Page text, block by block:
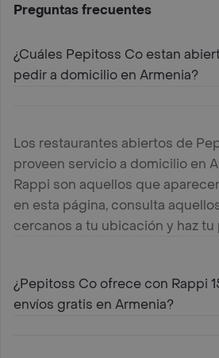
Preguntas frecuentes
¿Cuáles Pepitoss Co estan
pedir a domicilio en Armenia?
Los restaurantes abiertos de
proveen servicio a domicilio en
Rappi son aquellos que
en esta página, consulta
cercanos a tu ubicación y haz
¿Pepitoss Co ofrece con Rappi
envíos gratis en Armenia?